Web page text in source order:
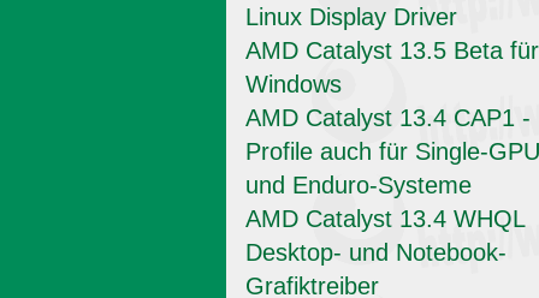
Linux Display Driver
AMD Catalyst 13.5 Beta für
Windows
AMD Catalyst 13.4 CAP1 -
Profile auch für Single-
und Enduro-Systeme
AMD Catalyst 13.4 WHQL
Desktop- und Notebook-
Grafiktreiber